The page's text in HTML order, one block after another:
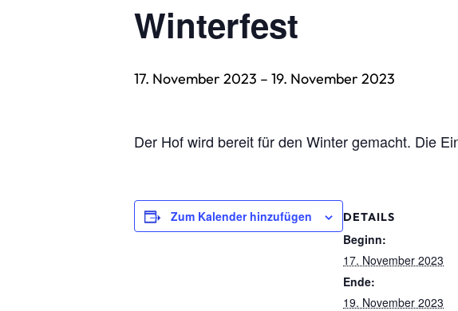
Winterfest
17. November 2023 – 19. November 2023
Der Hof wird bereit für den Winter gemacht. Die
Zum Kalender hinzufügen DETAILS
Beginn:
17. November 2023
Ende:
19. November 2023